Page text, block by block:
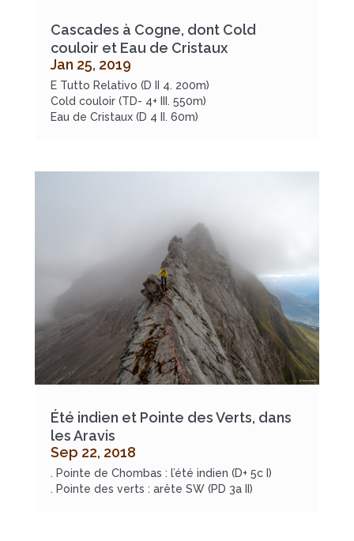
Cascades à Cogne, dont Cold
couloir et Eau de Cristaux
Jan 25, 2019
E Tutto Relativo (D II 4. 200m)
Cold couloir (TD- 4+ III. 550m)
Eau de Cristaux (D 4 II. 60m)
Été indien et Pointe des Verts, dans
les Aravis
Sep 22, 2018
. Pointe de Chombas : l’été indien (D+ 5c I)
. Pointe des verts : arête SW (PD 3a II)